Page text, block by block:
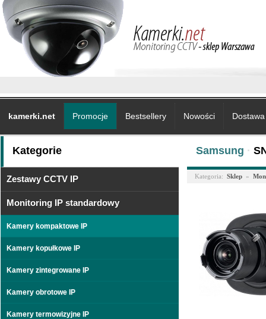
kamerki.net Promocje Bestsellery Nowości
Kategorie
Zestawy CCTV IP
Monitoring IP standardowy
Kamery kompaktowe IP
Kamery kopułkowe IP
Kamery zintegrowane IP
Kamery obrotowe IP
Kamery termowizyjne IP
Samsung ·
Kategoria: Sklep »